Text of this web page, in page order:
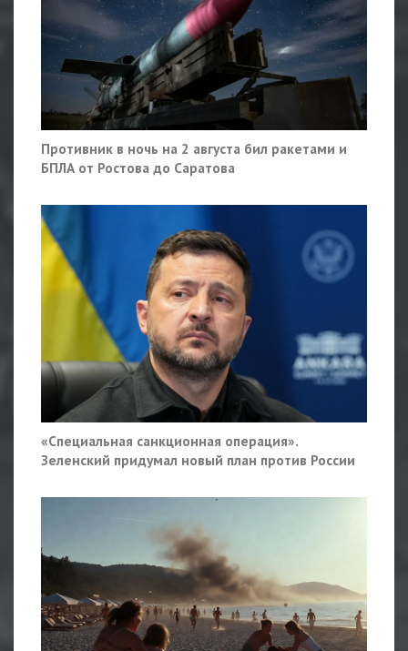
Противник в ночь на 2 августа бил ракетами и
БПЛА от Ростова до Саратова
«Специальная санкционная операция».
Зеленский придумал новый план против России